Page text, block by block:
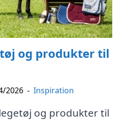
og produkter til
2026 - Inspiration
og produkter til